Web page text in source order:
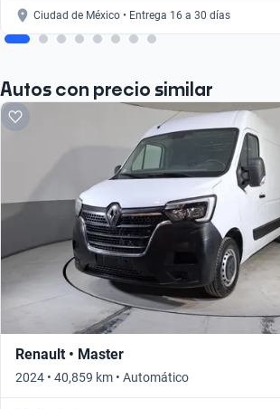
Ciudad de México • Entrega 16 a 30 días
Autos con precio similar
Renault • Master
2024 • 40,859 km • Automático